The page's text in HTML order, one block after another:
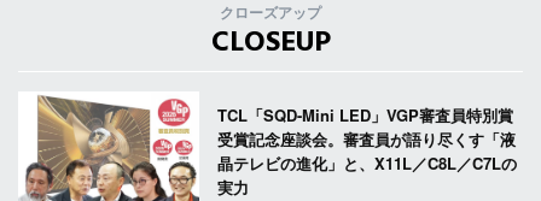
クローズアップ
CLOSEUP
TCL「SQD-Mini LED」VGP審査員特別賞
受賞記念座談会。審査員が語り尽くす「液
晶テレビの進化」と、X11L／C8L／C7Lの
実力